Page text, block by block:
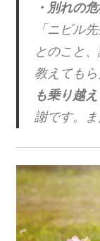
・別れの
「ニビル
とのこと
教えてもら
も乗り越え
謝です。ま